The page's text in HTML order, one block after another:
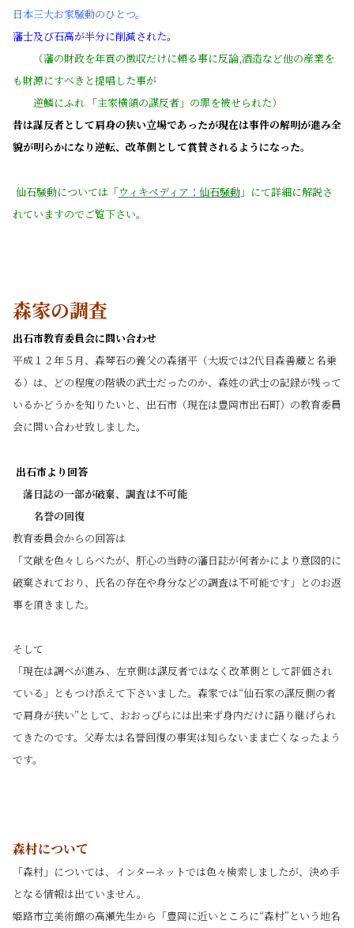
日本三大お家騒動のひとつ。
藩士及び石高が半分に削減された。
（藩の財政を年貢の徴収だけに頼る事に反論,酒造など他の産業を
も財源にすべきと提唱した事が
逆鱗にふれ 「主家横領の謀反者」の罪を被せられた）
昔は謀反者として肩身の狭い立場であったが現在は事件の解明が進み全
貌が明らかになり逆転、改革側として賞賛されるようになった。
仙石騒動については「ウィキペディア：仙石騒動 」にて詳細に解説さ
れていますのでご覧下さい。
森家の調査
出石市教育委員会に問い合わせ
平成１２年５月、森琴石の養父の森猪平（大坂では2代目森善蔵と名乗
る）は、どの程度の階級の武士だったのか、森姓の武士の記録が残って
いるかどうかを知りたいと、出石市（現在は豊岡市出石町）の教育委員
会に問い合わせ致しました。
出石市より回答
藩日誌の一部が破棄、調査は不可能
名誉の回復
教育委員会からの回答は
「文献を色々しらべたが、肝心の当時の藩日誌が何者かにより意図的に
破棄されており、氏名の存在や身分などの調査は不可能です」とのお返
事を頂きました。
そして
「現在は調べが進み、左京側は謀反者ではなく改革側として評価され
ている」ともつけ添えて下さいました。森家では“仙石家の謀反側の者
で肩身が狭い”として、おおっぴらには出来ず身内だけに語り継げられ
てきたのです。父寿太は名誉回復の事実は知らないまま亡くなったよう
です。
森村について
「森村」については、インターネットでは色々検索しましたが、決め手
となる情報は出ていません。
姫路市立美術館の高瀬先生から「豊岡に近いところに“森村”という地名